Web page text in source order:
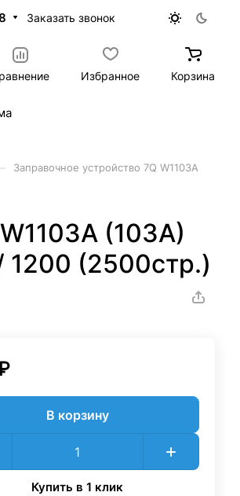
Заказать звонок
Избранное Корзина
Заправочное устройство 7Q W1103A
(103A)
1200 (2500стр.)
В корзину
Купить в 1 клик